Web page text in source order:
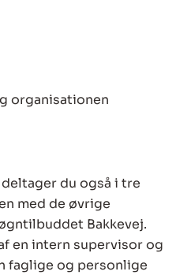
organisationen
du også i tre
med de øvrige
Bakkevej.
en intern supervisor og
faglige og personlige